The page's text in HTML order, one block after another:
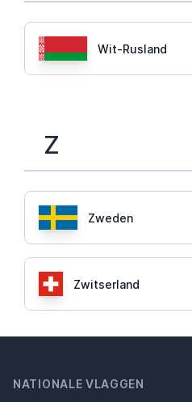
Wit-Rusland
Z
Zweden
Zwitserland
NATIONALE VLAGGEN